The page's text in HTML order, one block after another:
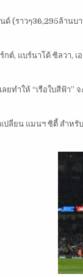
(ราวๆ36,295ล้านบ
กต์, แบร์นาโด้ ซิลวา,
ยทำให้ “เรือใบสีฟ้า
ลี่ยน แมนฯ ซิตี้ สำหรั